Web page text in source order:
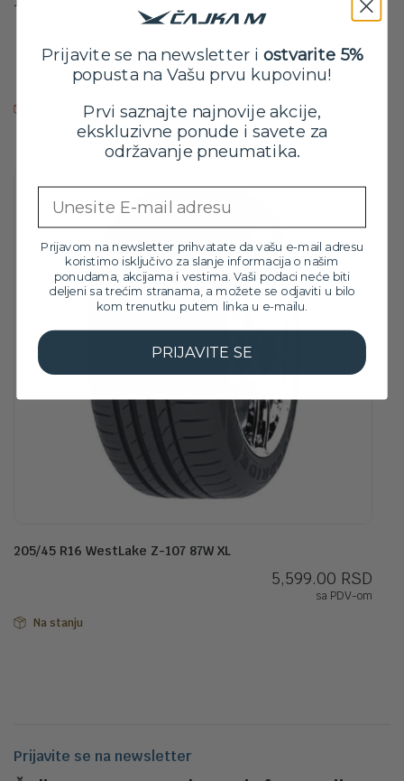
45,599.00RSDOriginalna
cena
je
bila:
45,599.00 RSD.
41,499.00 RSD
Trenutna
cena
je:
41,499.00 RSD.
sa PDV-om
Proizvod trenutno nije na
zalihama. Molimo vas da nas
pozovete za više informacija
na broj: 032/546-10-11
RSD
29,999.00
sa PDV-om
Na stanju
205/45 R16 WestLake Z-107 87W XL
5,599.00 RSD
sa PDV-om
Na stanju
Prijavite se na newsletter
Prijavite se na newsletter i ostvarite 5%
popusta na Vašu prvu kupovinu!
Prvi saznajte najnovije akcije,
ekskluzivne ponude i savete za
održavanje pneumatika.
Prijavom na newsletter prihvatate da vašu e-mail adresu
koristimo isključivo za slanje informacija o našim
ponudama, akcijama i vestima. Vaši podaci neće biti
deljeni sa trećim stranama, a možete se odjaviti u bilo
kom trenutku putem linka u e-mailu.
PRIJAVITE SE